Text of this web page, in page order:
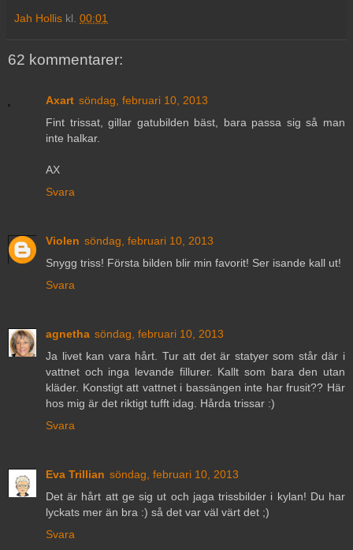
Jah Hollis kl. 00:01
62 kommentarer:
Axart söndag, februari 10, 2013
Fint trissat, gillar gatubilden bäst, bara passa sig så man
inte halkar.
AX
Svara
Violen söndag, februari 10, 2013
Snygg triss! Första bilden blir min favorit! Ser isande kall ut!
Svara
agnetha söndag, februari 10, 2013
Ja livet kan vara hårt. Tur att det är statyer som står där i
vattnet och inga levande fillurer. Kallt som bara den utan
kläder. Konstigt att vattnet i bassängen inte har frusit?? Här
hos mig är det riktigt tufft idag. Hårda trissar :)
Svara
Eva Trillian söndag, februari 10, 2013
Det är hårt att ge sig ut och jaga trissbilder i kylan! Du har
lyckats mer än bra :) så det var väl värt det ;)
Svara